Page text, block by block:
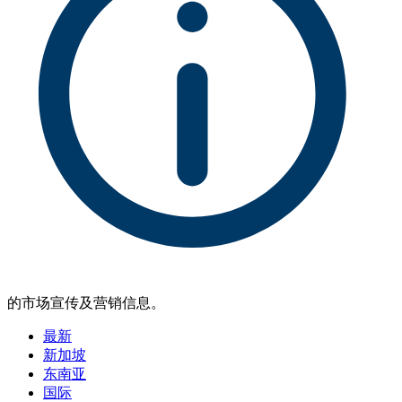
的市场宣传及营销信息。
最新
新加坡
东南亚
国际